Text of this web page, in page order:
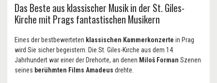
Das Beste aus klassischer Musik in der St. Giles-
Kirche mit Prags fantastischen Musikern
Eines der bestbewerteten klassischen Kammerkonzerte in Prag
wird Sie sicher begeistern. Die St. Giles-Kirche aus dem 14.
Jahrhundert war einer der Drehorte, an denen Miloš Forman Szenen
seines berühmten Films Amadeus drehte.